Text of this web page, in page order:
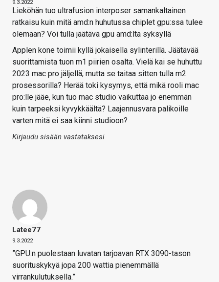
9.3.2022
Lieköhän tuo ultrafusion interposer samankaltainen
ratkaisu kuin mitä amd:n huhutussa chiplet gpu:ssa tulee
olemaan? Voi tulla jäätävä gpu amd:lta syksyllä
Applen kone toimii kyllä jokaisella sylinterillä. Jäätävää
suorittamista tuon m1 piirien osalta. Vielä kai se huhuttu
2023 mac pro jäljellä, mutta se taitaa sitten tulla m2
prosessorilla? Herää toki kysymys, että mikä rooli mac
pro:lle jääe, kun tuo mac studio vaikuttaa jo enemmän
kuin tarpeeksi kyvykkäältä? Laajennusvara palikoille
varten mitä ei saa kiinni studioon?
Kirjaudu sisään vastataksesi
Latee77
9.3.2022
”GPU:n puolestaan luvatan tarjoavan RTX 3090-tason
suorituskykyä jopa 200 wattia pienemmällä
virrankulutuksella.”